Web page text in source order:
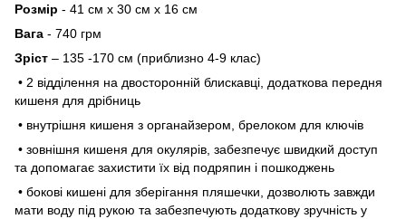
Розмір - 41 см х 30 см х 16 см
Вага - 740 грм
Зріст – 135 -170 см (приблизно 4-9 клас)
• 2 відділення на двосторонній блискавці, додаткова передня
кишеня для дрібниць
• внутрішня кишеня з органайзером, брелоком для ключів
• зовнішня кишеня для окулярів, забезпечує швидкий доступ
та допомагає захистити їх від подряпин і пошкоджень
• бокові кишені для зберігання пляшечки, дозволють завжди
мати воду під рукою та забезпечують додаткову зручність у